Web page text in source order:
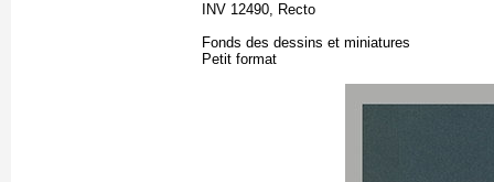
INV 12490, Recto
Fonds des dessins et miniatures
Petit format